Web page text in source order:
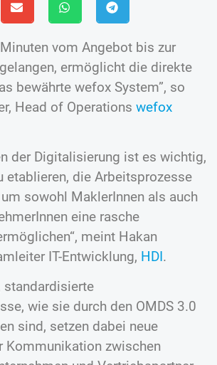
vom Angebot bis zur
ermöglicht die direkte
bewährte wefox System”, so
Head of Operations wefox
der Digitalisierung ist es wichtig,
etablieren, die Arbeitsprozesse
sowohl MaklerInnen als auch
eine rasche
meint Hakan
IT-Entwicklung, HDI.
standardisierte
wie sie durch den OMDS 3.0
sind, setzen dabei neue
Kommunikation zwischen